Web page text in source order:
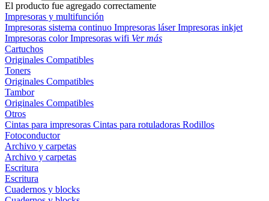
El producto fue agregado correctamente
Impresoras y multifunción
Impresoras sistema continuo Impresoras láserImpresoras inkjet
Impresoras colorImpresoras wifi Ver más
Cartuchos
Originales Compatibles
Toners
Originales Compatibles
Tambor
Originales Compatibles
Otros
Cintas para impresoras Cintas para rotuladoras Rodillos
Fotoconductor
Archivo y carpetas
Archivo y carpetas
Escritura
Escritura
Cuadernos y blocks